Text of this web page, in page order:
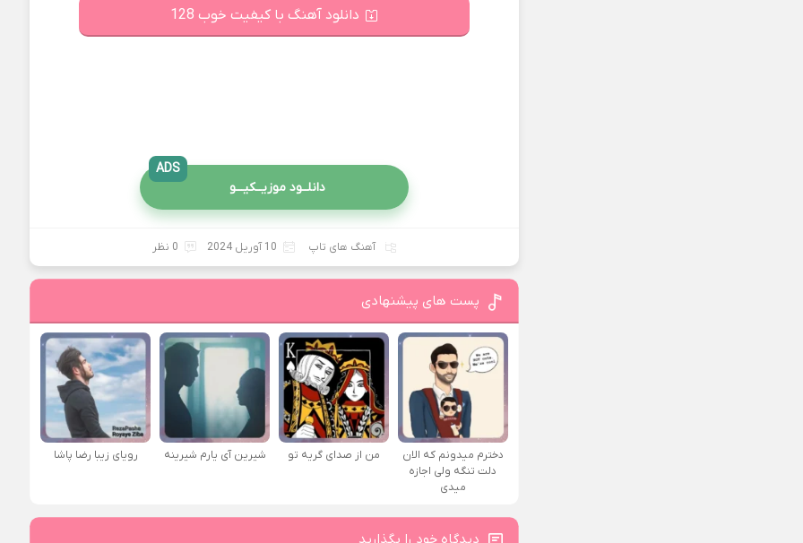
دانلود آهنگ با کیفیت خوب 128
دانلــود موزیــکیـــو
ADS
آهنگ های تاپ 10 آوریل 2024 0 نظر
پست های پیشنهادی
دخترم میدونم که الان
دلت تنگه ولی اجازه
میدی
من از صدای گريه تو شیرین آی یارم شیرینه رویای زیبا رضا پاشا